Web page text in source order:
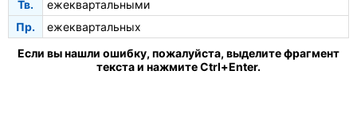
Тв.
ежеквартальными
Пр.
ежеквартальных
Если вы нашли ошибку, пожалуйста, выделите фрагмент
текста и нажмите Ctrl+Enter.